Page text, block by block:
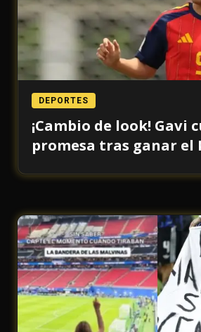
DEPORTES
¡Cambio de look! Gavi
promesa tras ganar el